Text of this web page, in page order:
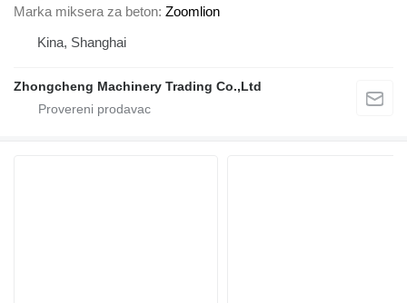
Marka miksera za beton Zoomlion
Kina, Shanghai
Zhongcheng Machinery Trading Co.,Ltd